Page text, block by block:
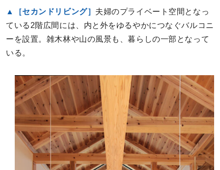
▲［セカンドリビング］ 夫婦のプライベート空間となっ
ている2階広間には、内と外をゆるやかにつなぐバルコニ
ーを設置。雑木林や山の風景も、暮らしの一部となって
いる。